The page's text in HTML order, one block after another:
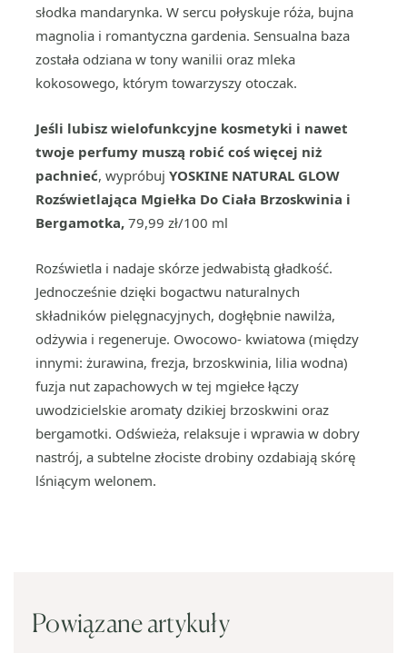
słodka mandarynka. W sercu połyskuje róża, bujna
magnolia i romantyczna gardenia. Sensualna baza
została odziana w tony wanilii oraz mleka
kokosowego, którym towarzyszy otoczak.
Jeśli lubisz wielofunkcyjne kosmetyki i nawet
twoje perfumy muszą robić coś więcej niż
pachnieć, wypróbuj YOSKINE NATURAL GLOW
Rozświetlająca Mgiełka Do Ciała Brzoskwinia i
Bergamotka, 79,99 zł/100 ml
Rozświetla i nadaje skórze jedwabistą gładkość.
Jednocześnie dzięki bogactwu naturalnych
składników pielęgnacyjnych, dogłębnie nawilża,
odżywia i regeneruje. Owocowo- kwiatowa (między
innymi: żurawina, frezja, brzoskwinia, lilia wodna)
fuzja nut zapachowych w tej mgiełce łączy
uwodzicielskie aromaty dzikiej brzoskwini oraz
bergamotki. Odświeża, relaksuje i wprawia w dobry
nastrój, a subtelne złociste drobiny ozdabiają skórę
lśniącym welonem.
Powiązane artykuły